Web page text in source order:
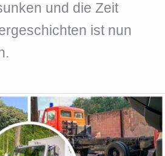
und die Zeit
ist nun